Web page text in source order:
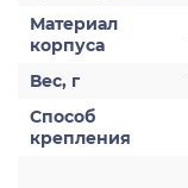
Материал
корпуса
Вес, г
Способ
крепления